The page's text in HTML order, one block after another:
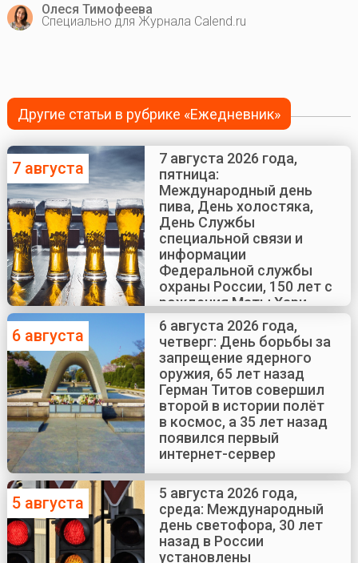
Олеся Тимофеева
Специально для Журнала Calend.ru
Другие статьи в рубрике «Ежедневник»
7 августа
7 августа 2026 года,
пятница:
Международный день
пива, День холостяка,
День Службы
специальной связи и
информации
Федеральной службы
охраны России, 150 лет с
рождения Маты Хари
6 августа
6 августа 2026 года,
четверг: День борьбы за
запрещение ядерного
оружия, 65 лет назад
Герман Титов совершил
второй в истории полёт
в космос, а 35 лет назад
появился первый
интернет-сервер
5 августа
5 августа 2026 года,
среда: Международный
день светофора, 30 лет
назад в России
установлены